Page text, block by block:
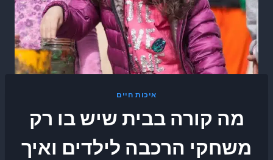
איכות חיים
מה קורה בבית שיש בו רק
משחקי הרכבה לילדים ואיך